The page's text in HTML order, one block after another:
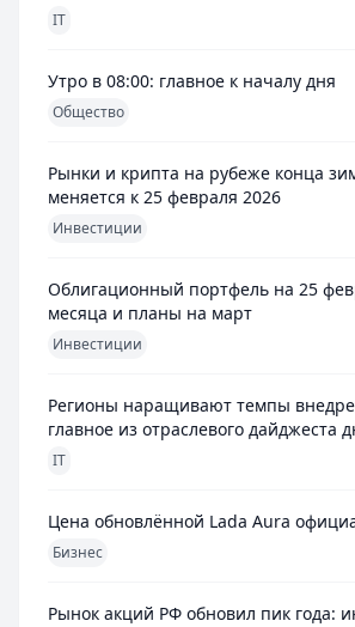
IT
Утро в 08:00: главное к началу дня
Общество
Рынки и крипта на рубеже конца
меняется к 25 февраля 2026
Инвестиции
Облигационный портфель на 25
месяца и планы на март
Инвестиции
Регионы наращивают темпы
главное из отраслевого дайджеста
IT
Цена обновлённой Lada Aura
Бизнес
Рынок акций РФ обновил пик года: